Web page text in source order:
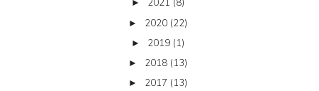
► 2021 (8)
► 2020 (22)
► 2019 (1)
► 2018 (13)
► 2017 (13)